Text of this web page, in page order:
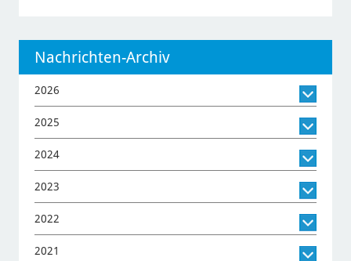
Nachrichten-Archiv
2026
2025
2024
2023
2022
2021